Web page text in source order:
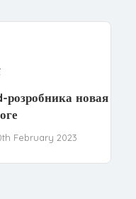
новая
February 2023